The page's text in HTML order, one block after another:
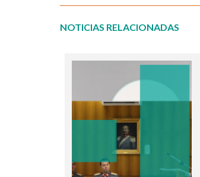
NOTICIAS RELACIONADAS